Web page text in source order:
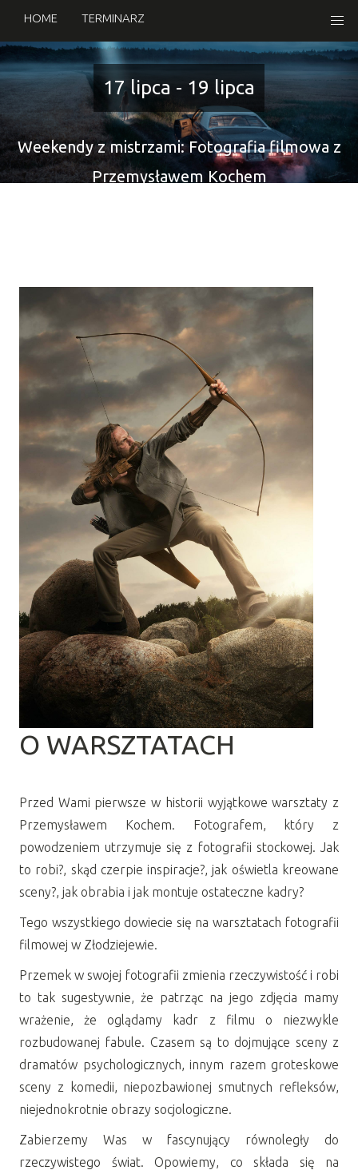
HOME TERMINARZ
17 lipca - 19 lipca
Weekendy z mistrzami: Fotografia filmowa z
Przemysławem Kochem
O WARSZTATACH
Przed Wami pierwsze w historii wyjątkowe warsztaty z
Przemysławem Kochem. Fotografem, który z
powodzeniem utrzymuje się z fotografii stockowej. Jak
to robi?, skąd czerpie inspiracje?, jak oświetla kreowane
sceny?, jak obrabia i jak montuje ostateczne kadry?
Tego wszystkiego dowiecie się na warsztatach fotografii
filmowej w Złodziejewie.
Przemek w swojej fotografii zmienia rzeczywistość i robi
to tak sugestywnie, że patrząc na jego zdjęcia mamy
wrażenie, że oglądamy kadr z filmu o niezwykle
rozbudowanej fabule. Czasem są to dojmujące sceny z
dramatów psychologicznych, innym razem groteskowe
sceny z komedii, niepozbawionej smutnych refleksów,
niejednokrotnie obrazy socjologiczne.
Zabierzemy Was w fascynujący równoległy do
rzeczywistego świat. Opowiemy, co składa się na